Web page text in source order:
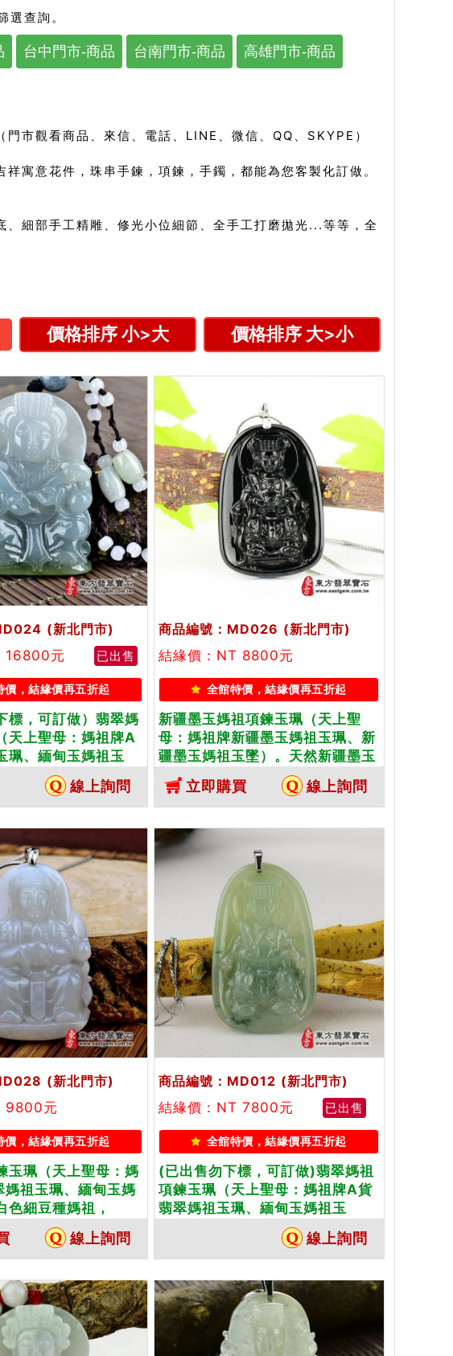
查詢。
台中門市-商品 台南門市-商品 高雄門市-商品
市觀看商品、來信、電話、LINE、微信、QQ、SKYPE）
寓意花件，珠串手鍊，項鍊，手鐲，都能為您客製化訂做。
細部手工精雕、修光小位細節、全手工打磨拋光...等等，全
價格排序 小>大 價格排序 大>小
(新北門市)
16800元
已出售
價，結緣價再五折起
標，可訂做）翡翠媽
天上聖母：媽祖牌A
珮、緬甸玉媽祖玉
細豆種油青媽祖，
化訂做各種翡翠媽
鍊。★附A貨翡翠雙
線上詢問
商品編號：MD026 (新北門市)
結緣價：NT 8800元
全館特價，結緣價再五折起
新疆墨玉媽祖項鍊玉珮（天上聖
母：媽祖牌新疆墨玉媽祖玉珮、新
疆墨玉媽祖玉墜）。天然新疆墨玉
媽祖，MD026。客製化訂做各種
新疆墨玉媽祖吊墜玉珮項鍊。★東
方翡翠寶石保證卡
立即購買 線上詢問
(新北門市)
9800元
價，結緣價再五折起
玉珮（天上聖母：媽
祖玉珮、緬甸玉媽
色細豆種媽祖，
化訂做各種翡翠媽
鍊。★附A貨翡翠雙
線上詢問
商品編號：MD012 (新北門市)
結緣價：NT 7800元
已出售
全館特價，結緣價再五折起
(已出售勿下標，可訂做)翡翠媽祖
項鍊玉珮（天上聖母：媽祖牌A貨
翡翠媽祖玉珮、緬甸玉媽祖玉
墜）。淡綠細糯種媽祖，MD012。
客製化訂做各種翡翠媽祖吊墜玉珮
項鍊，★附A貨翡翠雙證書
線上詢問